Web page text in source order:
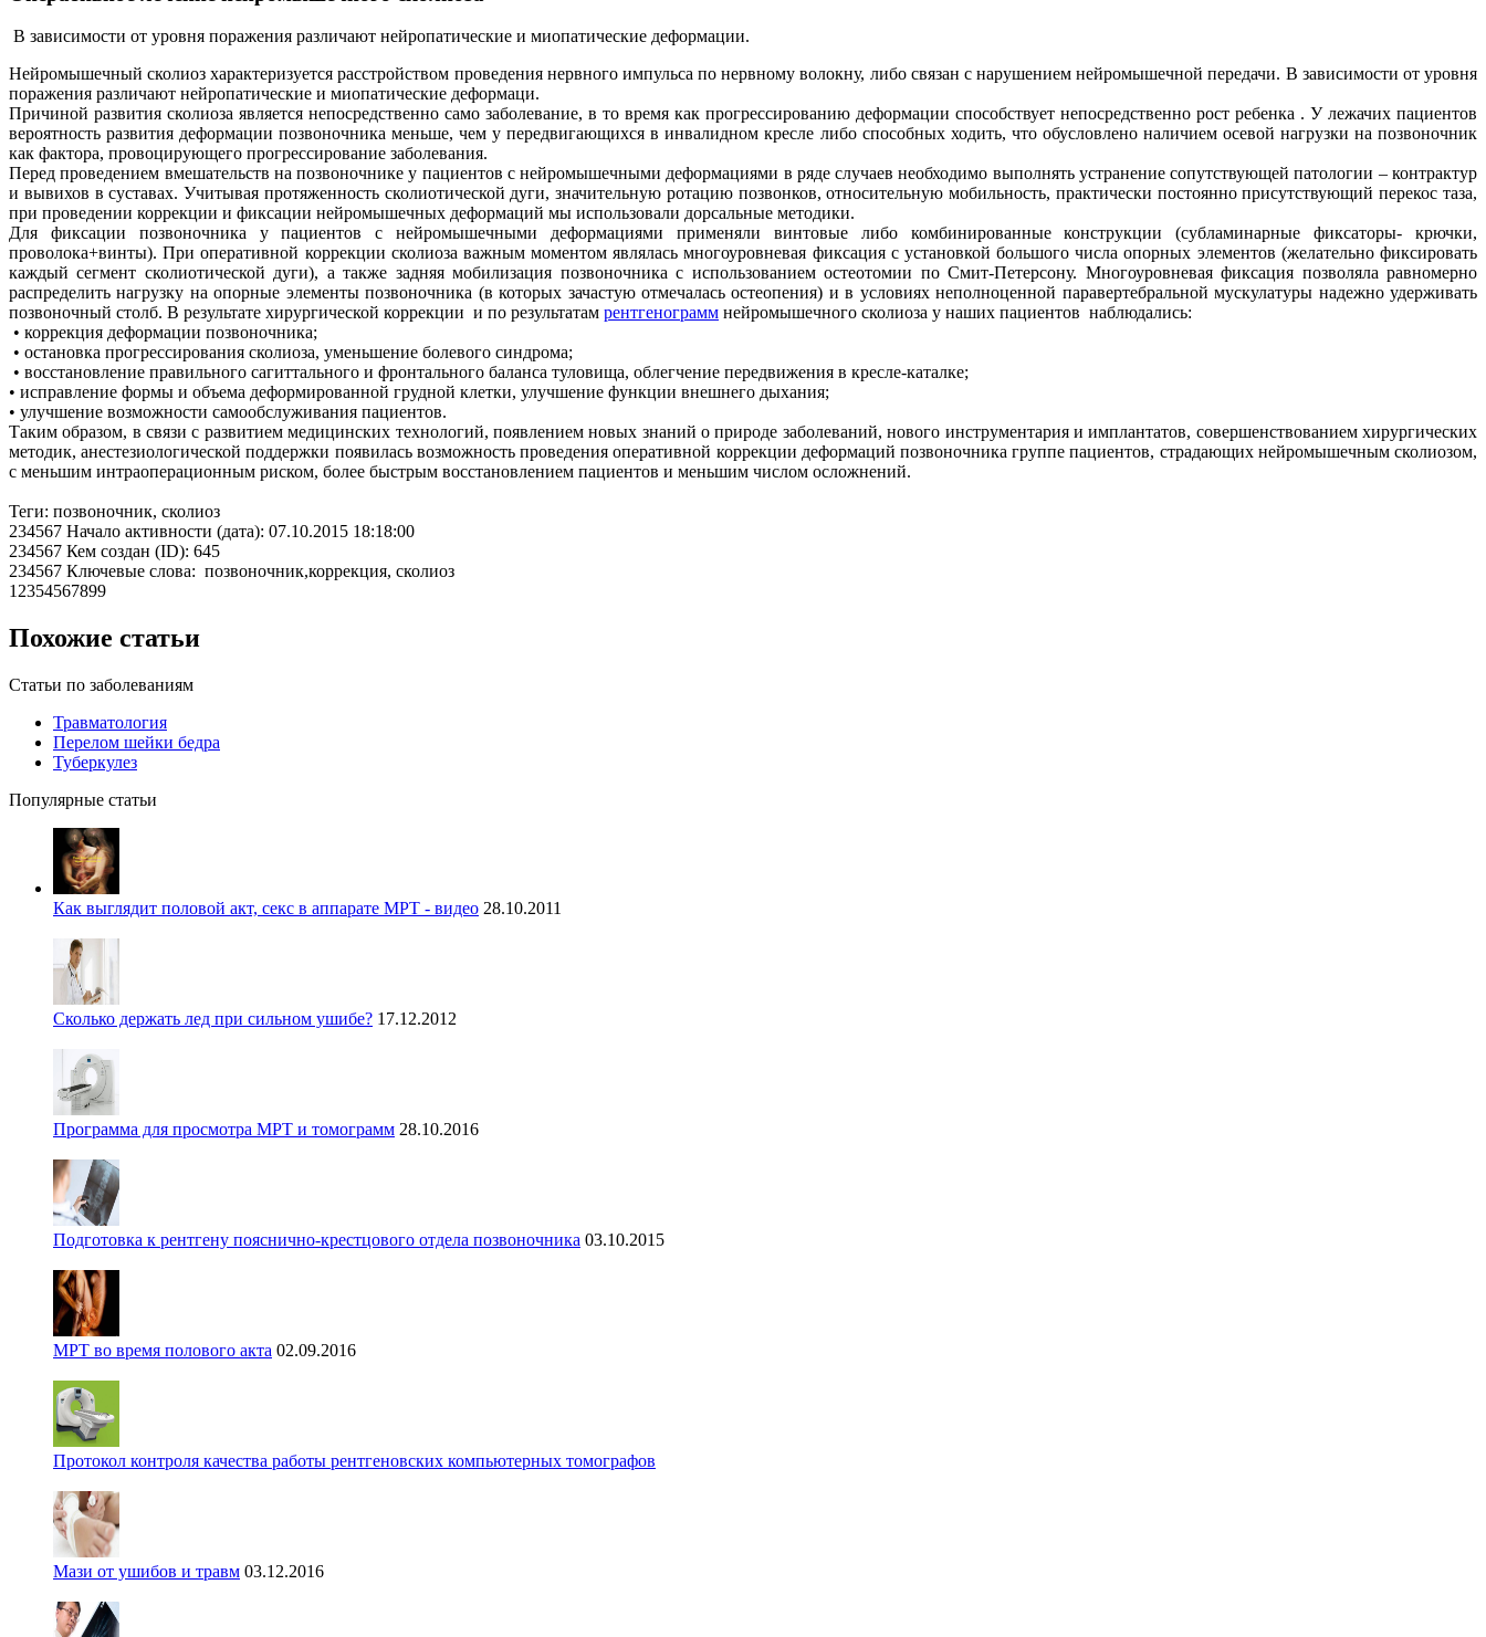
В зависимости от уровня поражения различают нейропатические и миопатические деформации.
Нейромышечный сколиоз характеризуется расстройством проведения нервного импульса по нервному волокну, либо связан с нарушением нейромышечной передачи. В зависимости от уровня
поражения различают нейропатические и миопатические деформаци.
Причиной развития сколиоза является непосредственно само заболевание, в то время как прогрессированию деформации способствует непосредственно рост ребенка . У лежачих пациентов
вероятность развития деформации позвоночника меньше, чем у передвигающихся в инвалидном кресле либо способных ходить, что обусловлено наличием осевой нагрузки на позвоночник
как фактора, провоцирующего прогрессирование заболевания.
Перед проведением вмешательств на позвоночнике у пациентов с нейромышечными деформациями в ряде случаев необходимо выполнять устранение сопутствующей патологии – контрактур
и вывихов в суставах. Учитывая протяженность сколиотической дуги, значительную ротацию позвонков, относительную мобильность, практически постоянно присутствующий перекос таза,
при проведении коррекции и фиксации нейромышечных деформаций мы использовали дорсальные методики.
Для фиксации позвоночника у пациентов с нейромышечными деформациями применяли винтовые либо комбинированные конструкции (субламинарные фиксаторы- крючки,
проволока+винты). При оперативной коррекции сколиоза важным моментом являлась многоуровневая фиксация с установкой большого числа опорных элементов (желательно фиксировать
каждый сегмент сколиотической дуги), а также задняя мобилизация позвоночника с использованием остеотомии по Смит-Петерсону. Многоуровневая фиксация позволяла равномерно
распределить нагрузку на опорные элементы позвоночника (в которых зачастую отмечалась остеопения) и в условиях неполноценной паравертебральной мускулатуры надежно удерживать
позвоночный столб. В результате хирургической коррекции и по результатам рентгенограмм нейромышечного сколиоза у наших пациентов наблюдались:
• коррекция деформации позвоночника;
• остановка прогрессирования сколиоза, уменьшение болевого синдрома;
• восстановление правильного сагиттального и фронтального баланса туловища, облегчение передвижения в кресле-каталке;
• исправление формы и объема деформированной грудной клетки, улучшение функции внешнего дыхания;
• улучшение возможности самообслуживания пациентов.
Таким образом, в связи с развитием медицинских технологий, появлением новых знаний о природе заболеваний, нового инструментария и имплантатов, совершенствованием хирургических
методик, анестезиологической поддержки появилась возможность проведения оперативной коррекции деформаций позвоночника группе пациентов, страдающих нейромышечным сколиозом,
с меньшим интраоперационным риском, более быстрым восстановлением пациентов и меньшим числом осложнений.
Теги: позвоночник, сколиоз
234567 Начало активности (дата): 07.10.2015 18:18:00
234567 Кем создан (ID): 645
234567 Ключевые слова: позвоночник,коррекция, сколиоз
12354567899
Похожие статьи
Статьи по заболеваниям
Травматология
Перелом шейки бедра
Туберкулез
Популярные статьи
Как выглядит половой акт, секс в аппарате МРТ - видео 28.10.2011
Сколько держать лед при сильном ушибе? 17.12.2012
Программа для просмотра МРТ и томограмм 28.10.2016
Подготовка к рентгену пояснично-крестцового отдела позвоночника 03.10.2015
МРТ во время полового акта 02.09.2016
Протокол контроля качества работы рентгеновских компьютерных томографов
Мази от ушибов и травм 03.12.2016